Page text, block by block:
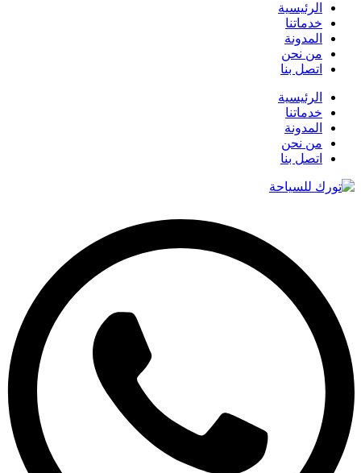
الرئيسية
خدماتنا
المدونة
من نحن
اتصل بنا
الرئيسية
خدماتنا
المدونة
من نحن
اتصل بنا